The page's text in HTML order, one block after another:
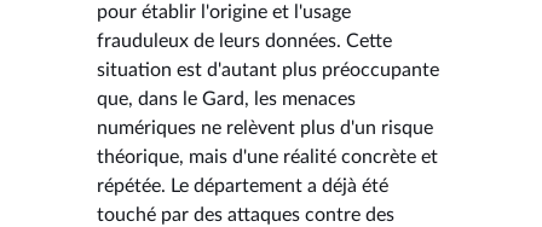
pour établir l'origine et l'usage
frauduleux de leurs données. Cette
situation est d'autant plus préoccupante
que, dans le Gard, les menaces
numériques ne relèvent plus d'un risque
théorique, mais d'une réalité concrète et
répétée. Le département a déjà été
touché par des attaques contre des